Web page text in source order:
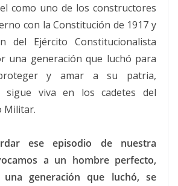
como uno de los constructores
con la Constitución de 1917 y
del Ejército Constitucionalista
una generación que luchó para
y amar a su patria,
sigue viva en los cadetes del
Militar.
ese episodio de nuestra
a un hombre perfecto,
una generación que luchó, se